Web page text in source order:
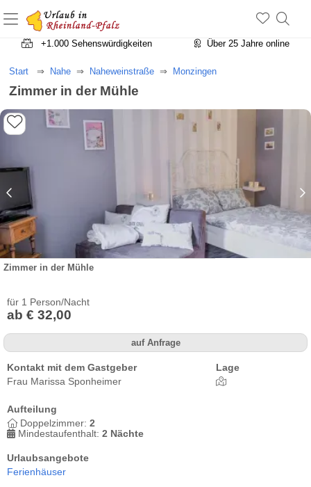
+1.500 Unterkünfte in Rheinland-Pfalz
+1.000 Sehenswürdigkeiten
Über 25 Jahre online
Start Nahe Naheweinstraße Monzingen
Zimmer in der Mühle
Zimmer in der Mühle
für 1 Person/Nacht
ab € 32,00
auf Anfrage
Kontakt mit dem Gastgeber
Frau Marissa Sponheimer
Lage
Aufteilung
Doppelzimmer: 2
Mindestaufenthalt: 2 Nächte
Urlaubsangebote
Ferienhäuser